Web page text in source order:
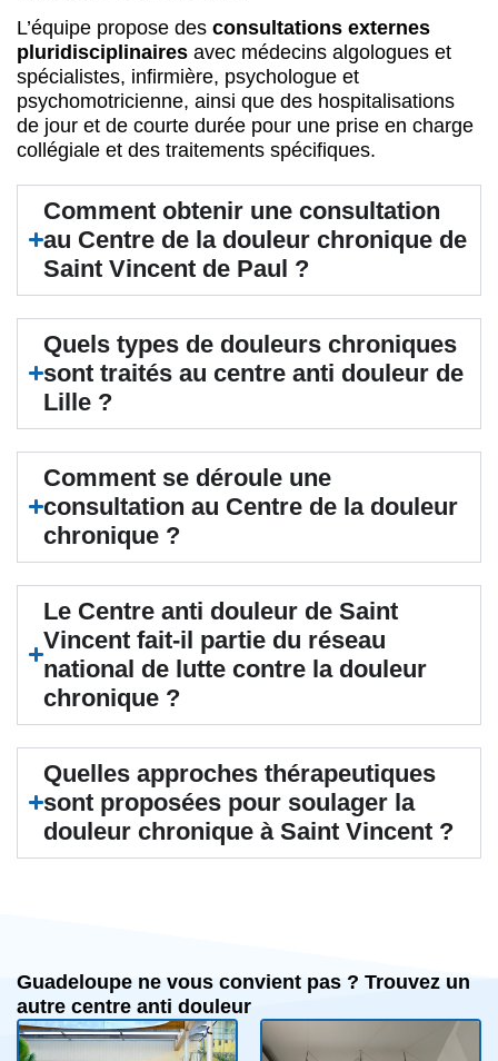
L’équipe propose des consultations externes
pluridisciplinaires avec médecins algologues et
spécialistes, infirmière, psychologue et
psychomotricienne, ainsi que des hospitalisations
de jour et de courte durée pour une prise en charge
collégiale et des traitements spécifiques.
Comment obtenir une consultation
au Centre de la douleur chronique de
Saint Vincent de Paul ?
Quels types de douleurs chroniques
sont traités au centre anti douleur de
Lille ?
Comment se déroule une
consultation au Centre de la douleur
chronique ?
Le Centre anti douleur de Saint
Vincent fait-il partie du réseau
national de lutte contre la douleur
chronique ?
Quelles approches thérapeutiques
sont proposées pour soulager la
douleur chronique à Saint Vincent ?
Guadeloupe ne vous convient pas ? Trouvez un
autre centre anti douleur